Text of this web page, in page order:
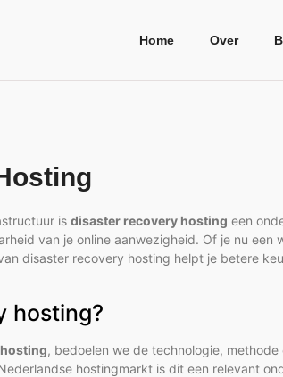
Home Over
is disaster recovery hosting een
van je online aanwezigheid. Of je nu een
disaster recovery hosting helpt je betere
hosting?
, bedoelen we de technologie,
hostingmarkt is dit een relevant